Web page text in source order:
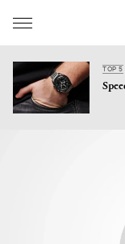
TOP 5